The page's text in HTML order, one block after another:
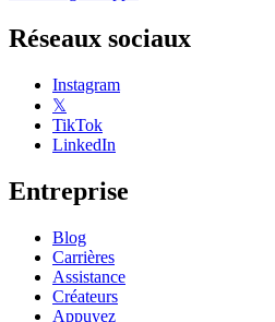
Réseaux sociaux
Instagram
𝕏
TikTok
LinkedIn
Entreprise
Blog
Carrières
Assistance
Créateurs
Appuyez